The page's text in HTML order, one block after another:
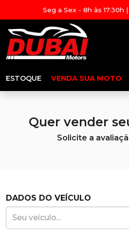
Seg a Sex - 8h às 17:30h
ESTOQUE VENDA SUA MOTO
Quer vender
Solicite a
DADOS DO VEÍCULO